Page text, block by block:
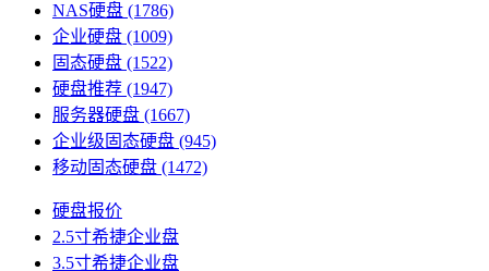
NAS硬盘 (1786)
企业硬盘 (1009)
固态硬盘 (1522)
硬盘推荐 (1947)
服务器硬盘 (1667)
企业级固态硬盘 (945)
移动固态硬盘 (1472)
硬盘报价
2.5寸希捷企业盘
3.5寸希捷企业盘